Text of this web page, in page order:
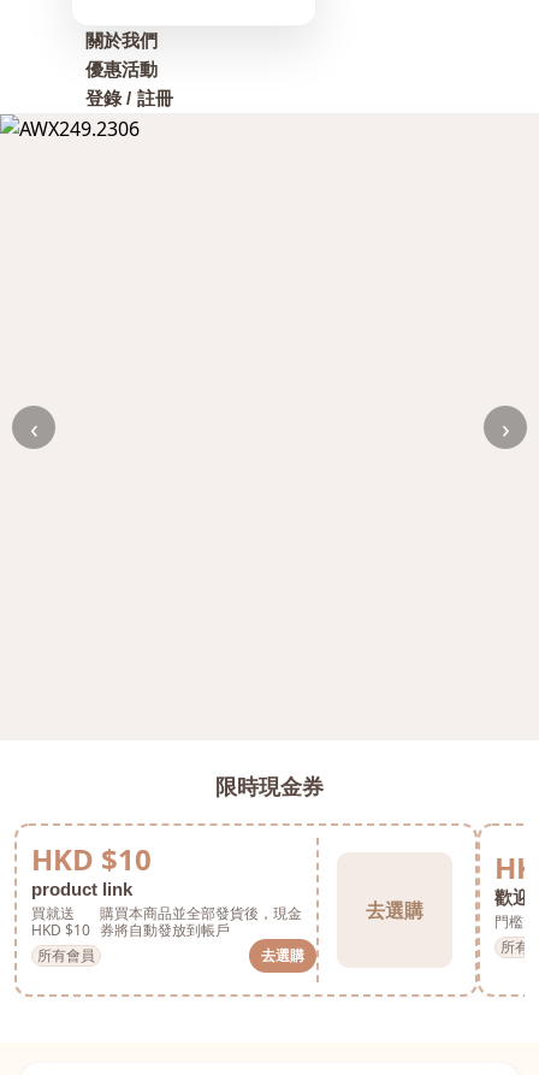
關於我們
優惠活動
登錄 / 註冊
‹ ›
限時現金券
HKD $10
product link
買就送
HKD $10
購買本商品並全部發貨後，現金
券將自動發放到帳戶
所有會員
去選購
去選購
歡迎
門檻
所有